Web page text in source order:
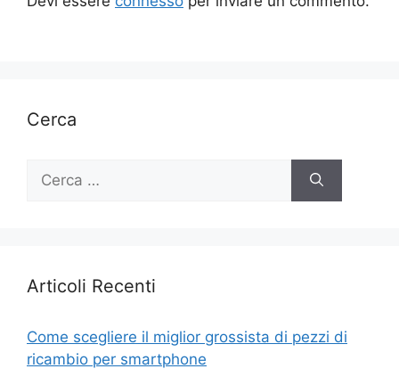
Cerca
Ricerca
Articoli Recenti
Come scegliere il miglior grossista di pezzi di
ricambio per smartphone